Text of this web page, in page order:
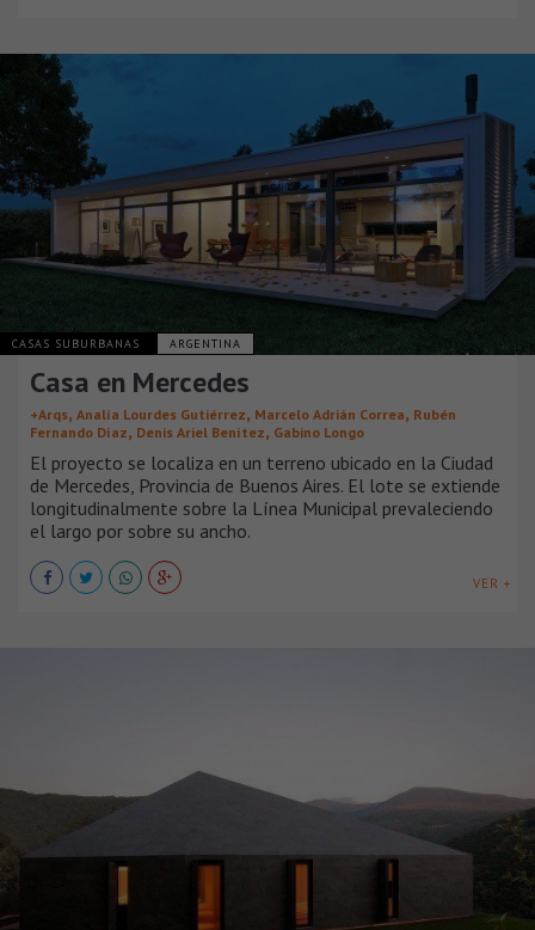
CASAS SUBURBANAS ARGENTINA
Casa en Mercedes
+Arqs, Analía Lourdes Gutiérrez, Marcelo Adrián Correa, Rubén
Fernando Díaz, Denis Ariel Benítez, Gabino Longo
El proyecto se localiza en un terreno ubicado en la Ciudad
de Mercedes, Provincia de Buenos Aires. El lote se extiende
longitudinalmente sobre la Línea Municipal prevaleciendo
el largo por sobre su ancho.
VER +